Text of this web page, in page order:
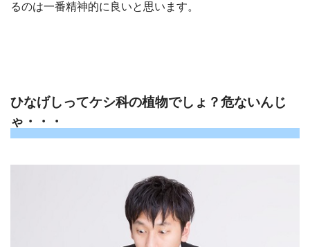
るのは一番精神的に良いと思います。
ひなげしってケシ科の植物でしょ？危ないんじ
ゃ・・・